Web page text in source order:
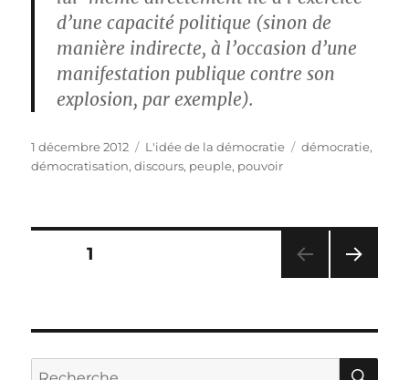
d’une capacité politique (sinon de
manière indirecte, à l’occasion d’une
manifestation publique contre son
explosion, par exemple).
Publié
le
1 décembre 2012 Catégories
L'idée de la démocratie Étiquettes
démocratie,
démocratisation,discours, peuple, pouvoir
Pagination
publications
PAGE1
ANT
E
Recherche